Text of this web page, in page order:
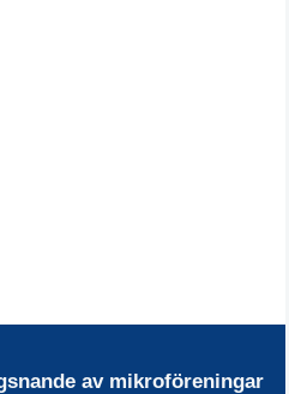
av mikroföreningar